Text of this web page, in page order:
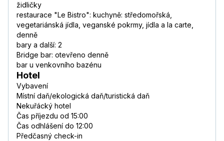
židličky
restaurace "Le Bistro": kuchyně: středomořská,
vegetariánská jídla, veganské pokrmy, jídla a la carte,
denně
bary a další: 2
Bridge bar: otevřeno denně
bar u venkovního bazénu
Hotel
Vybavení
Místní daň/ekologická daň/turistická daň
Nekuřácký hotel
Čas příjezdu od 15:00
Čas odhlášení do 12:00
Předčasný check-in